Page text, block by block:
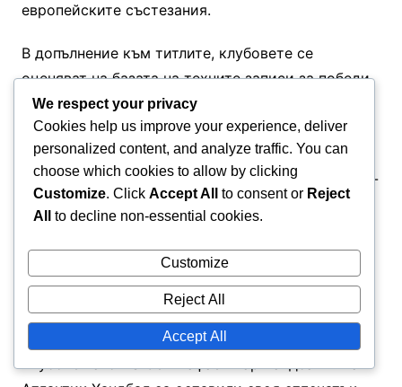
европейските състезания.
В допълнение към титлите, клубовете се
оценяват на базата на техните записи за победи
и загуби както в местните, така и в
международните мачове. Например, клуб с
висок процент на победи в Лигата на Франция
може да бъде считан за по-успешен от клуб с по-
малко победи, дори и двата да имат подобен
Забележителни постижения на
клубовете
Клубове като AS Сен-Рафаел Вар Хандбал и Нант
We respect your privacy
Cookies help us improve your experience, deliver
personalized content, and analyze traffic. You can
choose which cookies to allow by clicking
Customize. Click Accept All to consent or Reject
All
to decline non-essential cookies.
Customize
Reject All
Accept All